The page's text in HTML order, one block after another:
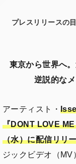
プレスリリースの
東京から世界へ
逆説的な
アーティスト・
『DONT LOVE
（水）に配信リリ
ジックビデオ（